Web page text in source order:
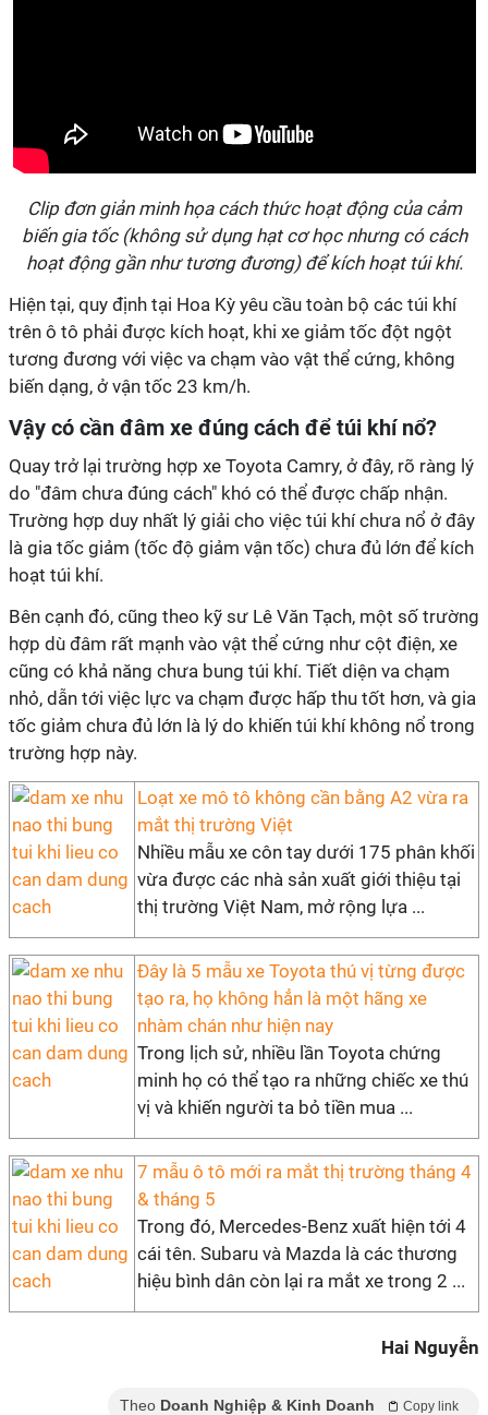
Clip đơn giản minh họa cách thức hoạt động của cảm
biến gia tốc (không sử dụng hạt cơ học nhưng có cách
hoạt động gần như tương đương) để kích hoạt túi khí.
Hiện tại, quy định tại Hoa Kỳ yêu cầu toàn bộ các túi khí
trên ô tô phải được kích hoạt, khi xe giảm tốc đột ngột
tương đương với việc va chạm vào vật thể cứng, không
biến dạng, ở vận tốc 23 km/h.
Vậy có cần đâm xe đúng cách để túi khí nổ?
Quay trở lại trường hợp xe Toyota Camry, ở đây, rõ ràng lý
do "đâm chưa đúng cách" khó có thể được chấp nhận.
Trường hợp duy nhất lý giải cho việc túi khí chưa nổ ở đây
là gia tốc giảm (tốc độ giảm vận tốc) chưa đủ lớn để kích
hoạt túi khí.
Bên cạnh đó, cũng theo kỹ sư Lê Văn Tạch, một số trường
hợp dù đâm rất mạnh vào vật thể cứng như cột điện, xe
cũng có khả năng chưa bung túi khí. Tiết diện va chạm
nhỏ, dẫn tới việc lực va chạm được hấp thu tốt hơn, và gia
tốc giảm chưa đủ lớn là lý do khiến túi khí không nổ trong
trường hợp này.
Loạt xe mô tô không cần bằng A2 vừa ra
mắt thị trường Việt
Nhiều mẫu xe côn tay dưới 175 phân khối
vừa được các nhà sản xuất giới thiệu tại
thị trường Việt Nam, mở rộng lựa ...
Đây là 5 mẫu xe Toyota thú vị từng được
tạo ra, họ không hẳn là một hãng xe
nhàm chán như hiện nay
Trong lịch sử, nhiều lần Toyota chứng
minh họ có thể tạo ra những chiếc xe thú
vị và khiến người ta bỏ tiền mua ...
7 mẫu ô tô mới ra mắt thị trường tháng 4
& tháng 5
Trong đó, Mercedes-Benz xuất hiện tới 4
cái tên. Subaru và Mazda là các thương
hiệu bình dân còn lại ra mắt xe trong 2 ...
Hai Nguyễn
Theo Doanh Nghiệp & Kinh Doanh Copy link